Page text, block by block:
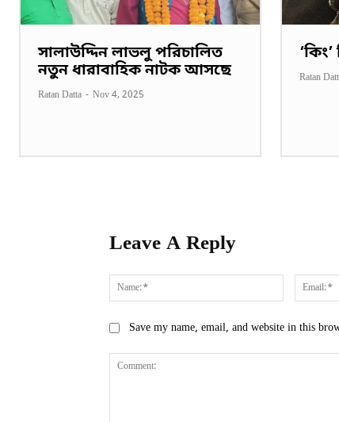
সালাউদ্দিন লাভলু পরিচালিত
নতুন ধারাবাহিক নাটক আসছে
Ratan Datta - Nov 4, 2025
Ratan
Leave A Reply
Name:*
Save my name, email, and website in this